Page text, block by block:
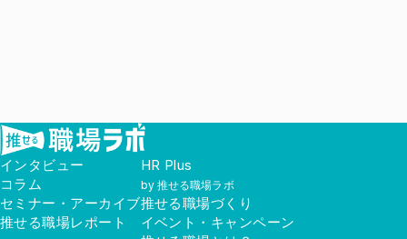
インタビュー
コラム
セミナー・アーカイブ
推せる職場レポート
HR Plus
by 推せる職場ラボ
推せる職場づくり
イベント・キャンペーン